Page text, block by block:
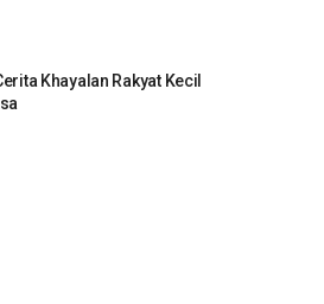
Khayalan Rakyat Kecil